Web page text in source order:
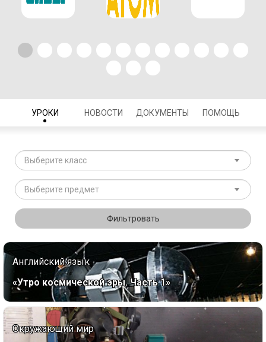
УРОКИ НОВОСТИ ДОКУМЕНТЫ ПОМОЩЬ
Выберите класс
Выберите предмет
Фильтровать
Английский язык
«Утро космической эры. Часть 1»
Окружающий мир